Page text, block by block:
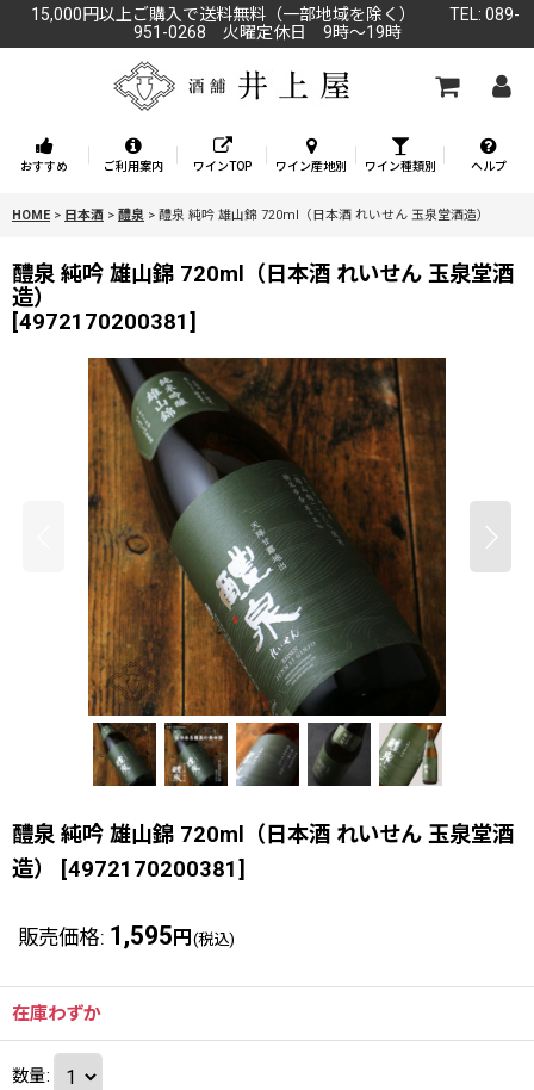
15,000円以上ご購入で送料無料（一部地域を除く） TEL: 089-
951-0268 火曜定休日 9時～19時
おすすめ ご利用案内 ワインTOP ワイン産地別 ワイン種類別 ヘルプ
HOME > 日本酒 > 醴泉 > 醴泉 純吟 雄山錦 720ml（日本酒 れいせん 玉泉堂酒造）
醴泉 純吟 雄山錦 720ml（日本酒 れいせん 玉泉堂酒
造）
[4972170200381]
醴泉 純吟 雄山錦 720ml（日本酒 れいせん 玉泉堂酒
造）
[4972170200381]
販売価格: 1,595 円 (税込)
在庫わずか
数量: